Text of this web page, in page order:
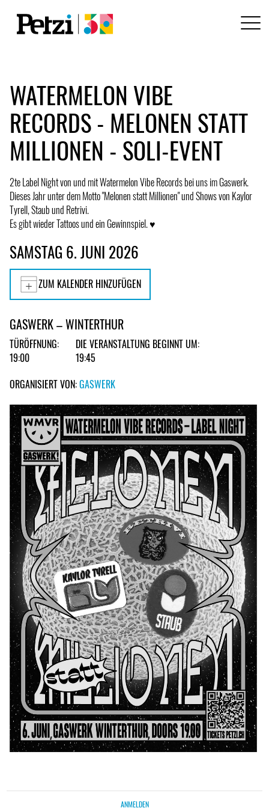
WATERMELON VIBE
RECORDS - MELONEN STATT
MILLIONEN - SOLI-EVENT
2te Label Night von und mit Watermelon Vibe Records bei uns im Gaswerk.
Dieses Jahr unter dem Motto "Melonen statt Millionen" und Shows von Kaylor
Tyrell, Staub und Retrivi.
Es gibt wieder Tattoos und ein Gewinnspiel. ♥
SAMSTAG 6. JUNI 2026
ZUM KALENDER HINZUFÜGEN
GASWERK – WINTERTHUR
TÜRÖFFNUNG:
19:00
DIE VERANSTALTUNG BEGINNT UM:
19:45
ORGANISIERT VON:GASWERK
ANMELDEN